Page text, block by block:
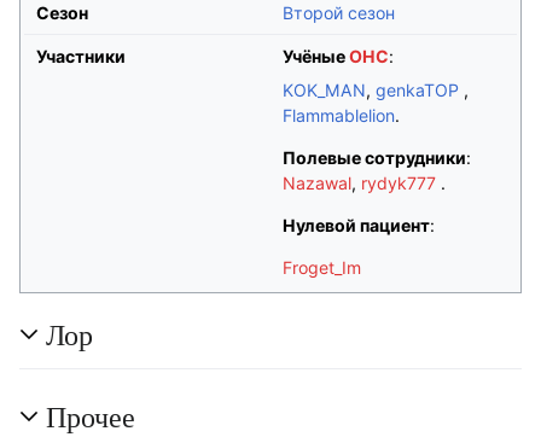
Сезон Второй сезон
Участники УчёныеОНС:
KOK_MAN, genkaTOP ,
Flammablelion.
Полевые сотрудники:
Nazawal, rydyk777 .
Нулевой пациент:
Froget_Im
Лор
Прочее